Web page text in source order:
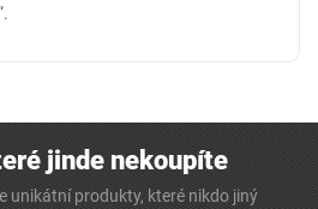
jinde nekoupíte
unikátní produkty, které nikdo jiný